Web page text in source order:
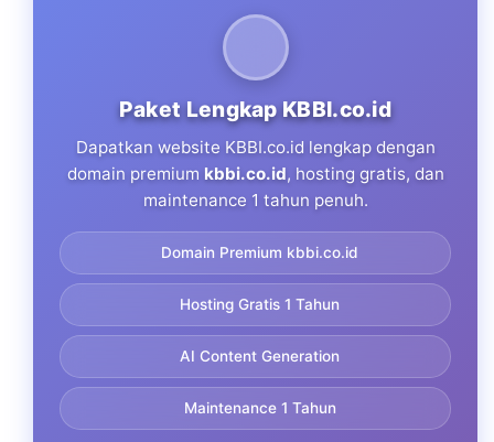
Paket Lengkap KBBI.co.id
Dapatkan website KBBI.co.id lengkap dengan
domain premium kbbi.co.id, hosting gratis, dan
maintenance 1 tahun penuh.
Domain Premium kbbi.co.id
Hosting Gratis 1 Tahun
AI Content Generation
Maintenance 1 Tahun